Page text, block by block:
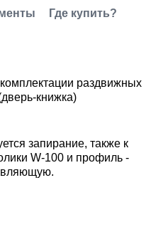
Где купить?
раздвижных
книжка)
запирание, также к
W-100 и профиль -